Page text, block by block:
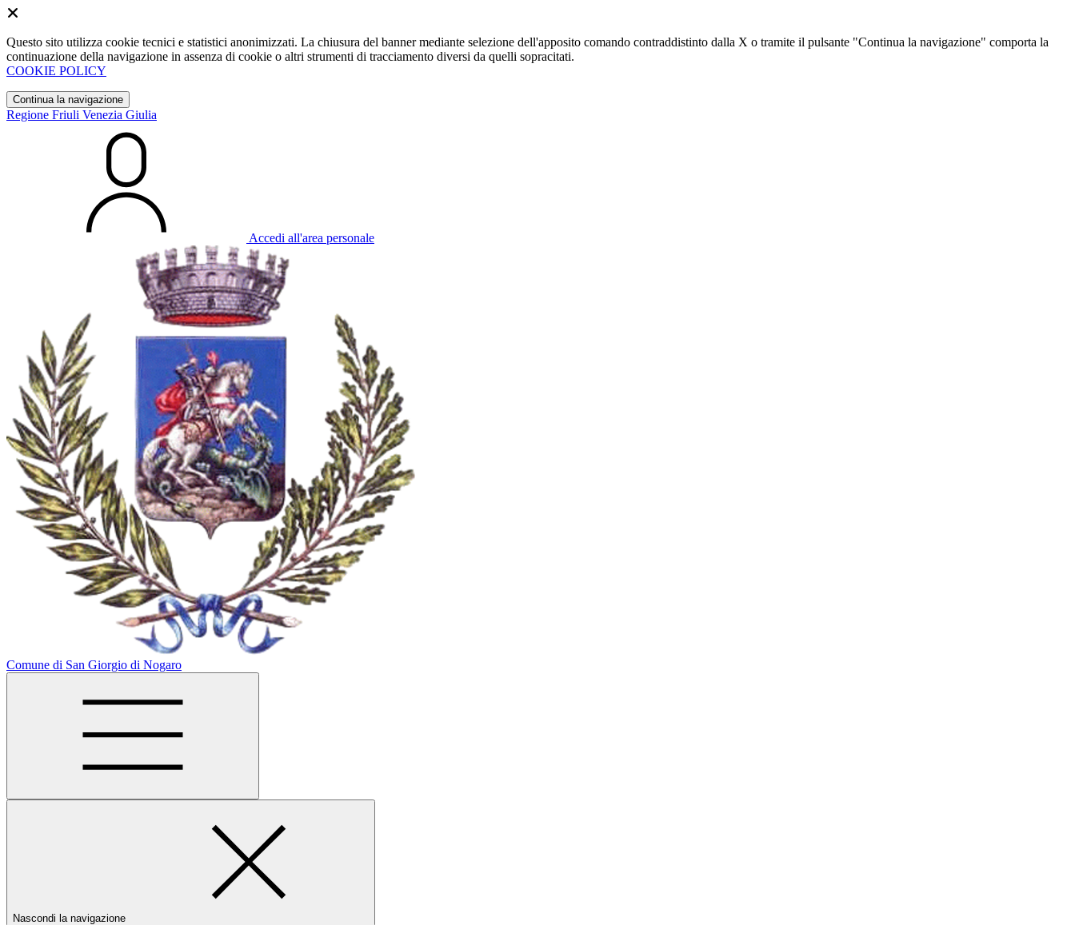
Questo sito utilizza cookie tecnici e statistici anonimizzati. La chiusura del banner mediante selezione dell'apposito comando contraddistinto dalla X o tramite il pulsante "Continua la navigazione" comporta la
continuazione della navigazione in assenza di cookie o altri strumenti di tracciamento diversi da quelli sopracitati.
COOKIE POLICY
Continua la navigazione
Regione Friuli Venezia Giulia
Accedi all'area personale
Comune di San Giorgio di Nogaro
Nascondi la navigazione